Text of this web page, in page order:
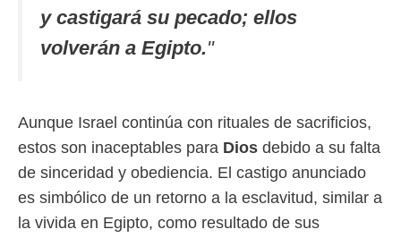
y castigará su pecado; ellos
volverán a Egipto."
Aunque Israel continúa con rituales de sacrificios,
estos son inaceptables para Dios debido a su falta
de sinceridad y obediencia. El castigo anunciado
es simbólico de un retorno a la esclavitud, similar a
la vivida en Egipto, como resultado de sus